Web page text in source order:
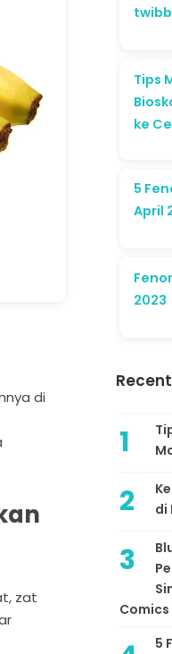
di
zat
Tips
ke
5
April
2023
di
Comics
5